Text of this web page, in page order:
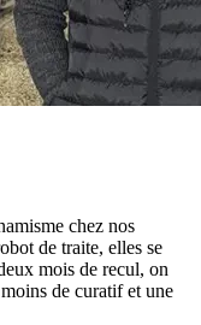
chez nos
de traite, elles se
mois de recul, on
de curatif et une